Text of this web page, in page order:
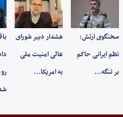
سخنگوی ارتش:
نظم ایرانی حاکم
بر تنگه…
هشدار دبیر شورای
عالی امنیت ملی
به امریکا…